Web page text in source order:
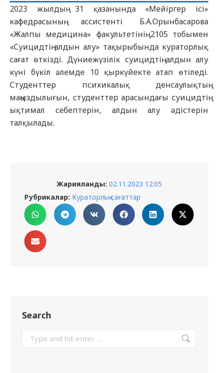
2023 жылдың 31 қазанында «Мейіргер ісі»
кафедрасының ассистенті Б.А.Орынбасарова
«Жалпы медицина» факультетінің 2105 тобымен
«Суицидтің алдын алу» тақырыбында кураторлық
сағат өткізді. Дүниежүзілік суицидтің алдын алу
күні бүкіл әлемде 10 қыркүйекте атап өтіледі.
Студенттер психикалық денсаулықтың
маңыздылығын, студенттер арасындағы суицидтің
ықтимал себептерін, алдын алу әдістерін
талқылады.
Жарияланды: 02.11.2023 12:05
Рубрикалар: Кураторлық сағаттар
Search